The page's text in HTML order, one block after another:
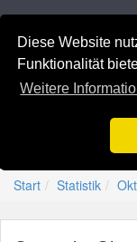
Diese Website
Funktionalität
Weitere
Navigation
Previous-
Start Statistik